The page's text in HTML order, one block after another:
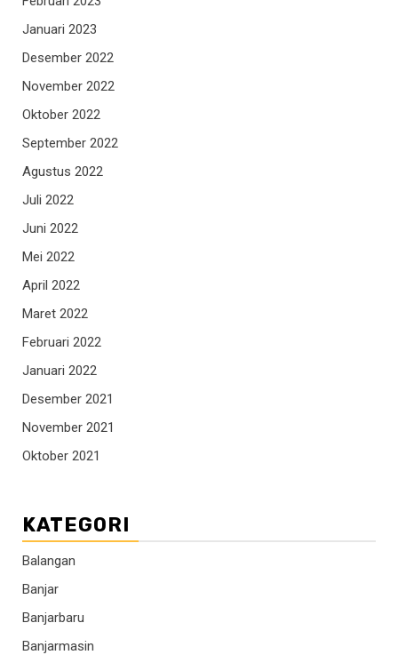
Januari 2023
Desember 2022
November 2022
Oktober 2022
September 2022
Agustus 2022
Juli 2022
Juni 2022
Mei 2022
April 2022
Maret 2022
Februari 2022
Januari 2022
Desember 2021
November 2021
Oktober 2021
KATEGORI
Balangan
Banjar
Banjarbaru
Banjarmasin